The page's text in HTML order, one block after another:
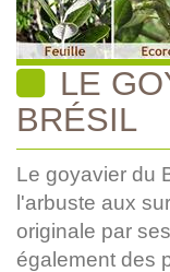
LE
BRÉSIL
Le goyavier du
l'arbuste aux
originale par
également des